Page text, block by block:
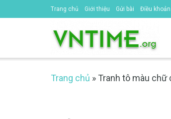
Trang chủ Giới thiệu Gửi bài Điều
Trang chủ » Tranh tô màu chữ